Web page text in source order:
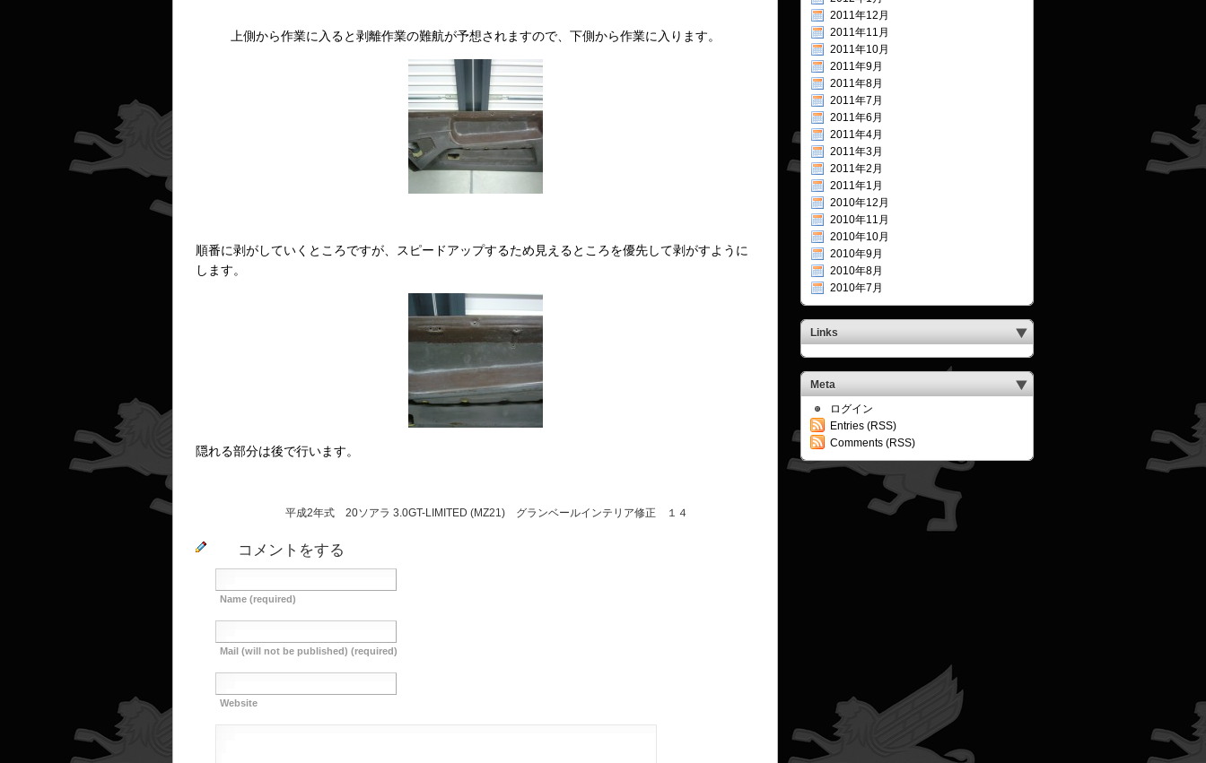
上側から作業に入ると剥離作業の難航が予想されますので、下側から作業に入ります。
順番に剥がしていくところですが、スピードアップするため見えるところを優先して剥がすように
します。
隠れる部分は後で行います。
平成2年式 20ソアラ 3.0GT-LIMITED (MZ21) グランベールインテリア修正 １４
コメントをする
Name (required)
Mail (will not be published) (required)
Website
2011年12月
2011年11月
2011年10月
2011年9月
2011年8月
2011年7月
2011年6月
2011年4月
2011年3月
2011年2月
2011年1月
2010年12月
2010年11月
2010年10月
2010年9月
2010年8月
2010年7月
Links
Meta
ログイン
Entries (RSS)
Comments (RSS)